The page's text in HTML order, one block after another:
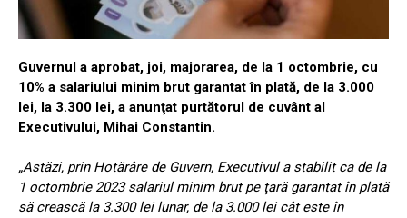
Guvernul a aprobat, joi, majorarea, de la 1 octombrie, cu
10% a salariului minim brut garantat în plată, de la 3.000
lei, la 3.300 lei, a anunţat purtătorul de cuvânt al
Executivului, Mihai Constantin.
„Astăzi, prin Hotărâre de Guvern, Executivul a stabilit ca de la
1 octombrie 2023 salariul minim brut pe ţară garantat în plată
să crească la 3.300 lei lunar, de la 3.000 lei cât este în